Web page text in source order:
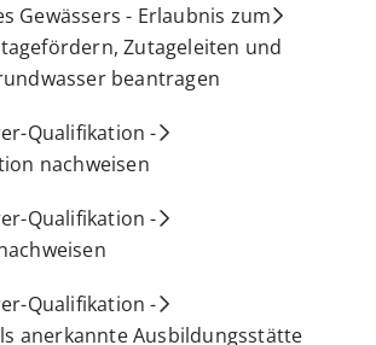
Gewässers - Erlaubnis zum
Zutageleiten und
beantragen
Qualifikation -
nachweisen
Qualifikation -
Qualifikation -
anerkannte Ausbildungsstätte